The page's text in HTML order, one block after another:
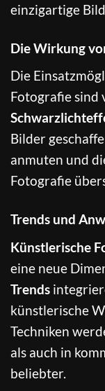
einzigartige
Die Wirkung
Die
Fotografie sind
Bilder
anmuten und
Fotografie
Trends und
Künstlerische
eine neue
Trends
künstlerische
Techniken
als auch in
beliebter.